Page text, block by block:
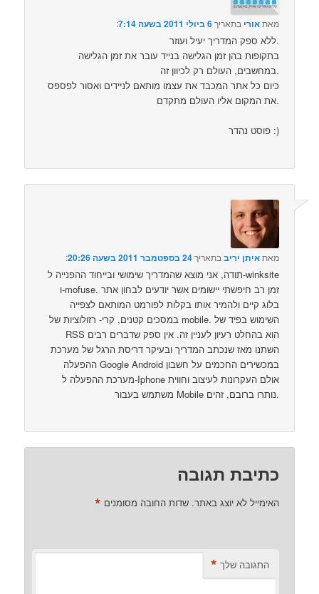
מאתאורי בתאריך6 ביולי 2011 בשעה 7:14 :‏
ללא ספק המדריך יעיל ועוזר.
בתקופות בהן זמן הגלישה בנייד עובר את זמן הגלישה
במחשבים, העולם רק לכיוון זה.
כיום כל אתר המכבד את עצמו מותאם לניידים ואסור לפספס
את המקום אליו העולם מתקדם.
פוסט נהדר :)
מאתאיתן יריב בתאריך24 בספטמבר 2011 בשעה 20:26 :‏
תודה, אני מוצא שהמדריך שימושי ובייחוד ההפנייה ל-winksite
ו-mofuse. זמן רב חיפשתי יישומים אשר יודעים לבחון אתר
בלוג קיים ולהמיר אותו בקלות לפורמט המותאם לצפייה
במסכים קטנים, קרי- רזולוציות של mobile. השימוש בפיד של
RSS הוא בהחלט רעיון לעניין זה. אין ספק שדברים רבים
השתנו מאז שנכתב המדריך ובעיקר דריסת הרגל של מערכת
ההפעלה Google Android במכשירים החכמים על חשבון
מערכת ההפעלה ל-Iphone אולם העקרונות לעיצוב וחווית
משתמש בעבור Mobile נותרו ברובם, זהים.
כתיבת תגובה
האימייל לא יוצג באתר. שדות החובה מסומנים *
התגובה שלך *